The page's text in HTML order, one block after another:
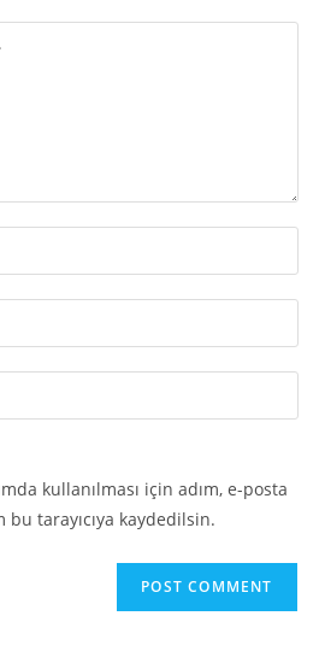
kullanılması için adım, e-posta
tarayıcıya kaydedilsin.